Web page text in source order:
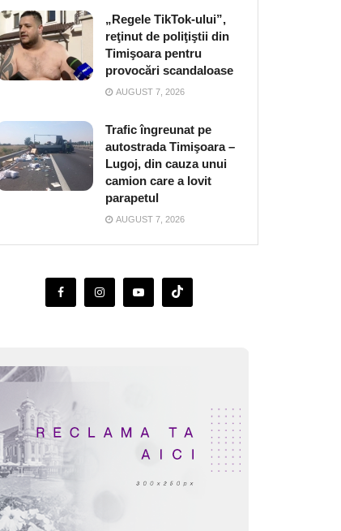
„Regele TikTok-ului”,
reţinut de poliţiştii din
Timişoara pentru
provocări scandaloase
AUGUST 7, 2026
Trafic îngreunat pe
autostrada Timişoara –
Lugoj, din cauza unui
camion care a lovit
parapetul
AUGUST 7, 2026